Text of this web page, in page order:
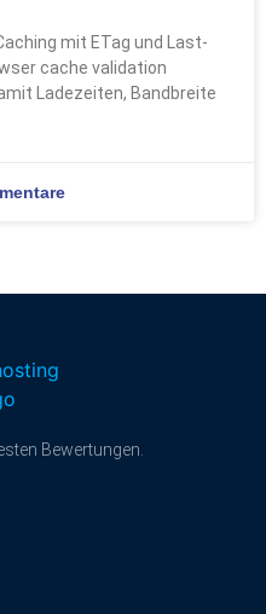
mit ETag und Last-
cache validation
Ladezeiten, Bandbreite
Bewertungen.